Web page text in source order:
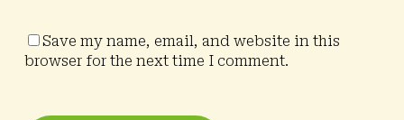
Save my name, email, and website in this
browser for the next time I comment.